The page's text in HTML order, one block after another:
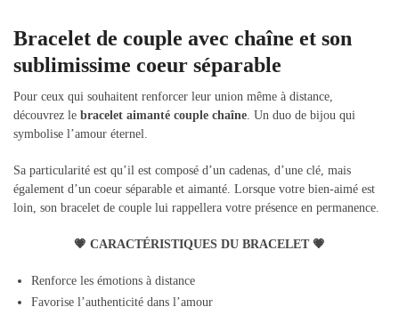
Bracelet de couple avec chaîne et son
sublimissime coeur séparable
Pour ceux qui souhaitent renforcer leur union même à distance,
découvrez le bracelet aimanté couple chaîne. Un duo de bijou qui
symbolise l’amour éternel.
Sa particularité est qu’il est composé d’un cadenas, d’une clé, mais
également d’un coeur séparable et aimanté. Lorsque votre bien-aimé est
loin, son bracelet de couple lui rappellera votre présence en permanence.
💗 CARACTÉRISTIQUES DU BRACELET 💗
Renforce les émotions à distance
Favorise l’authenticité dans l’amour